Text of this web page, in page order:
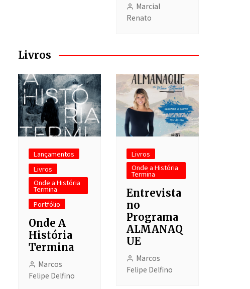
Marcial
Renato
Livros
Lançamentos
Livros
Onde a História
Termina
Portfólio
Onde A
História
Termina
Marcos
Felipe Delfino
Livros
Onde a História
Termina
Entrevista
no
Programa
ALMANAQ
UE
Marcos
Felipe Delfino